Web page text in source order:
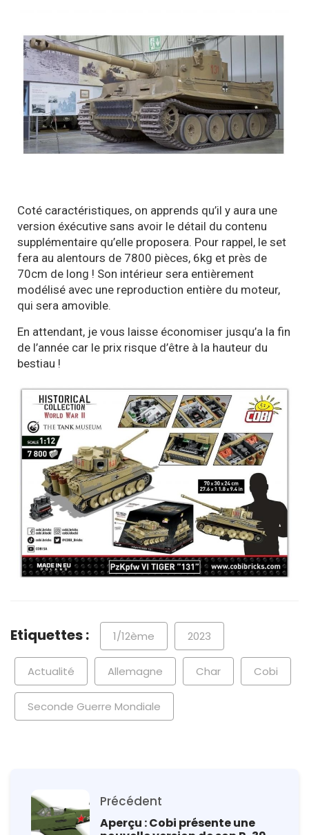
Coté caractéristiques, on apprends qu’il y aura une
version éxécutive sans avoir le détail du contenu
supplémentaire qu’elle proposera. Pour rappel, le set
fera au alentours de 7800 pièces, 6kg et près de
70cm de long ! Son intérieur sera entièrement
modélisé avec une reproduction entière du moteur,
qui sera amovible.
En attendant, je vous laisse économiser jusqu’a la fin
de l’année car le prix risque d’être à la hauteur du
bestiau !
Etiquettes : 1/12ème 2023
Actualité Allemagne Char Cobi
Seconde Guerre Mondiale
Précédent
Aperçu : Cobi présente une